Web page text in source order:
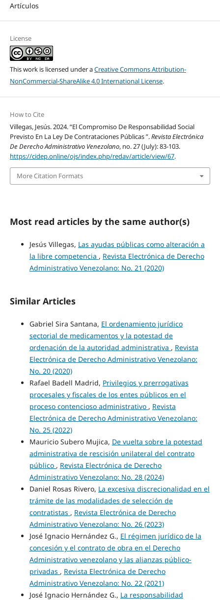
Artículos
License
This work is licensed under aCreative Commons Attribution-
NonCommercial-ShareAlike 4.0 International License.
How to Cite
Villegas, Jesús. 2024. “El Compromiso De Responsabilidad Social
Previsto En La Ley De Contrataciones Públicas ”.Revista Electrónica
De Derecho Administrativo Venezolano, no. 27 (July): 83-103.
https://cidep.online/ojs/index.php/redav/article/view/67.
More Citation Formats
Most read articles by the same author(s)
Jesús Villegas, Las ayudas públicas como alteración a
la libre competencia , Revista Electrónica de Derecho
Administrativo Venezolano: No. 21 (2020)
Similar Articles
Gabriel Sira Santana, El ordenamiento jurídico
sectorial de medicamentos y la potestad de
ordenación de la autoridad administrativa , Revista
Electrónica de Derecho Administrativo Venezolano:
No. 20 (2020)
Rafael Badell Madrid, Privilegios y prerrogativas
procesales y fiscales de los entes públicos en el
proceso contencioso administrativo , Revista
Electrónica de Derecho Administrativo Venezolano:
No. 25 (2022)
Mauricio Subero Mujica, De vuelta sobre la potestad
administrativa de rescisión unilateral del contrato
público , Revista Electrónica de Derecho
Administrativo Venezolano: No. 28 (2024)
Daniel Rosas Rivero, La excesiva discrecionalidad en el
trámite de las modalidades de selección de
contratistas , Revista Electrónica de Derecho
Administrativo Venezolano: No. 26 (2023)
José Ignacio Hernández G., El régimen jurídico de la
concesión y el contrato de obra en el Derecho
Administrativo venezolano y las alianzas público-
privadas , Revista Electrónica de Derecho
Administrativo Venezolano: No. 22 (2021)
José Ignacio Hernández G., La responsabilidad